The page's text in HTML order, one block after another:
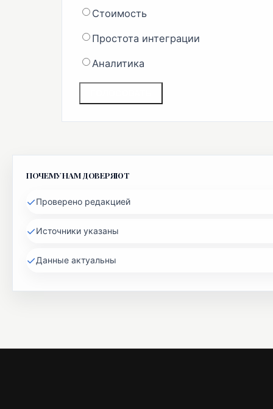
Стоимость
Простота интеграции
Аналитика
ПОЧЕМУ НАМ ДОВЕРЯЮТ
✓Проверено редакцией
✓Источники указаны
✓Данные актуальны